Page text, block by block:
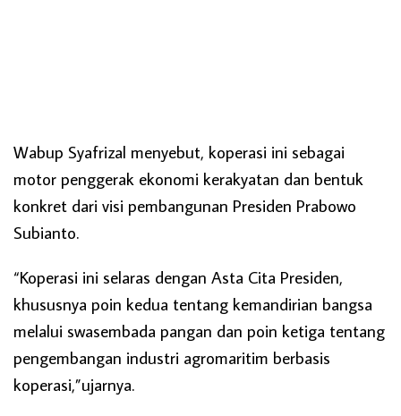
Wabup Syafrizal menyebut, koperasi ini sebagai
motor penggerak ekonomi kerakyatan dan bentuk
konkret dari visi pembangunan Presiden Prabowo
Subianto.
“Koperasi ini selaras dengan Asta Cita Presiden,
khususnya poin kedua tentang kemandirian bangsa
melalui swasembada pangan dan poin ketiga tentang
pengembangan industri agromaritim berbasis
koperasi,”ujarnya.